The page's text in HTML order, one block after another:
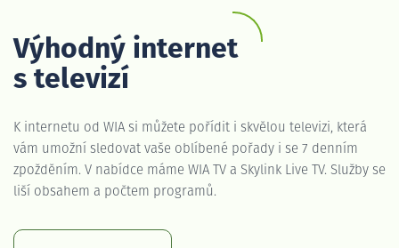
Výhodný internet
s televizí
K internetu od WIA si můžete pořídit i skvělou televizi, která
vám umožní sledovat vaše oblíbené pořady i se 7 denním
zpožděním. V nabídce máme WIA TV a Skylink Live TV. Služby se
liší obsahem a počtem programů.